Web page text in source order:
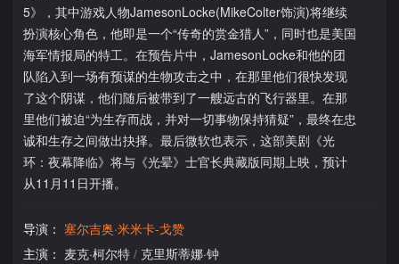
5》，其中游戏人物JamesonLocke(MikeColter饰演)将继续
扮演核心角色，他即是一个“传奇的赏金猎人”，同时也是美国
海军情报局的特工。在预告片中，JamesonLocke和他的团
队陷入到一场有预谋的生物攻击之中，在那里他们很快发现
了这个阴谋，他们随后被带到了一艘远古的飞行器里。在那
里他们被迫“为生存而战，并对一切事物保持猜疑”，最终在忠
诚和生存之间做出抉择。最后微软也表示，这部美剧《光
环：夜幕降临》将与《光晕》士官长典藏版同期上映，预计
从11月11日开播。
导演： 塞尔吉奥·米米卡-戈赞
主演： 麦克·柯尔特 / 克里斯蒂娜·钟